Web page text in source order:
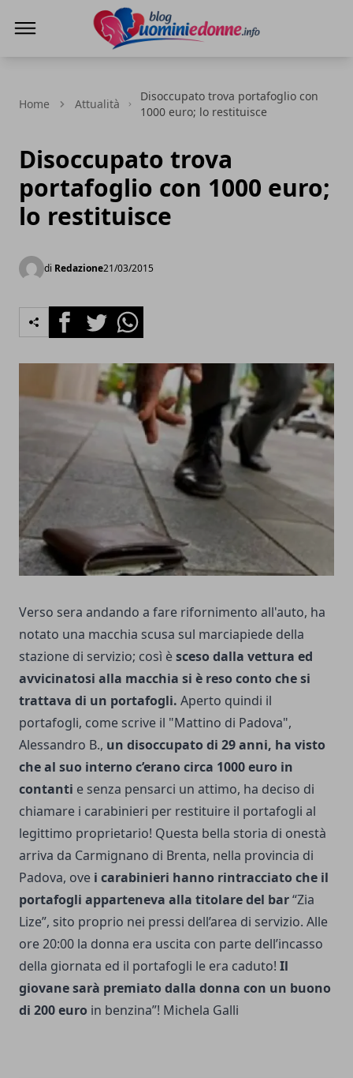
Home Attualità
Disoccupato trova portafoglio con
1000 euro; lo restituisce
Disoccupato trova
portafoglio con 1000 euro;
lo restituisce
di Redazione21/03/2015
FacebookTwitterWhatsapp
Verso sera andando a fare rifornimento all'auto, ha
notato una macchia scusa sul marciapiede della
stazione di servizio; così èsceso dalla vettura ed
avvicinatosi alla macchia si è reso conto che si
trattava di un portafogli. Aperto quindi il
portafogli, come scrive il "Mattino di Padova",
Alessandro B., un disoccupato di 29 anni, ha visto
che al suo interno c’erano circa 1000 euro in
contanti e senza pensarci un attimo, ha deciso di
chiamare i carabinieri per restituire il portafogli al
legittimo proprietario! Questa bella storia di onestà
arriva da Carmignano di Brenta, nella provincia di
Padova, ove i carabinieri hanno rintracciato che il
portafogli apparteneva alla titolare del bar“Zia
Lize”, sito proprio nei pressi dell’area di servizio. Alle
ore 20:00 la donna era uscita con parte dell’incasso
della giornata ed il portafogli le era caduto! Il
giovane sarà premiato dalla donna con un buono
di 200 euro in benzina”! Michela Galli